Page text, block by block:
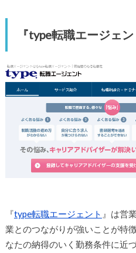
『type転職エージェン
『type転職エージェント 』は営
業とのつながりが強いことが特
なたの納得のいく勤務条件に近